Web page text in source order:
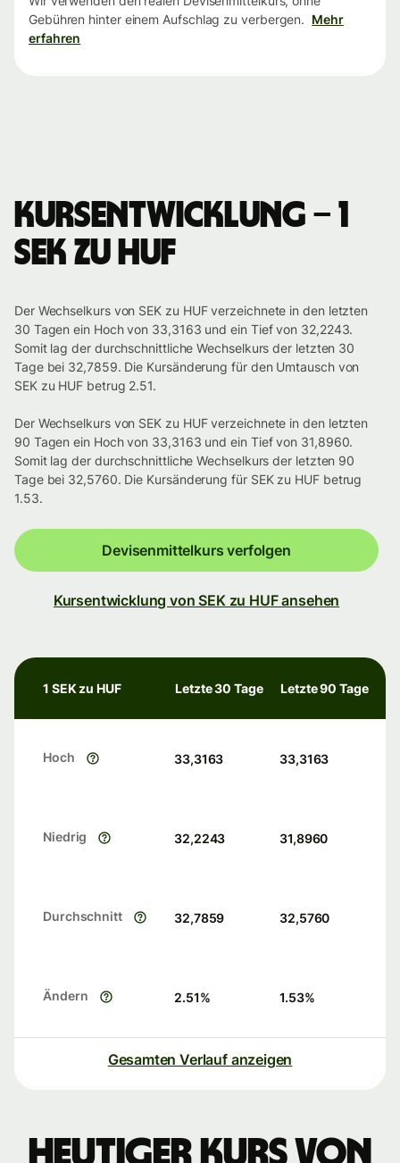
Gebühren hinter einem Aufschlag zu verbergen. Mehr
erfahren
Kursentwicklung – 1
SEK zu HUF
Der Wechselkurs von SEK zu HUF verzeichnete in den letzten
30 Tagen ein Hoch von 33,3163 und ein Tief von 32,2243.
Somit lag der durchschnittliche Wechselkurs der letzten 30
Tage bei 32,7859. Die Kursänderung für den Umtausch von
SEK zu HUF betrug 2.51.
Der Wechselkurs von SEK zu HUF verzeichnete in den letzten
90 Tagen ein Hoch von 33,3163 und ein Tief von 31,8960.
Somit lag der durchschnittliche Wechselkurs der letzten 90
Tage bei 32,5760. Die Kursänderung für SEK zu HUF betrug
1.53.
Devisenmittelkurs verfolgen
Kursentwicklung von SEK zu HUF ansehen
1 SEK zu HUF Letzte 30 Tage Letzte 90 Tage
Hoch 33,3163 33,3163
Niedrig 32,2243 31,8960
Durchschnitt 32,7859 32,5760
Ändern 2.51% 1.53%
Gesamten Verlauf anzeigen
Heutiger Kurs von